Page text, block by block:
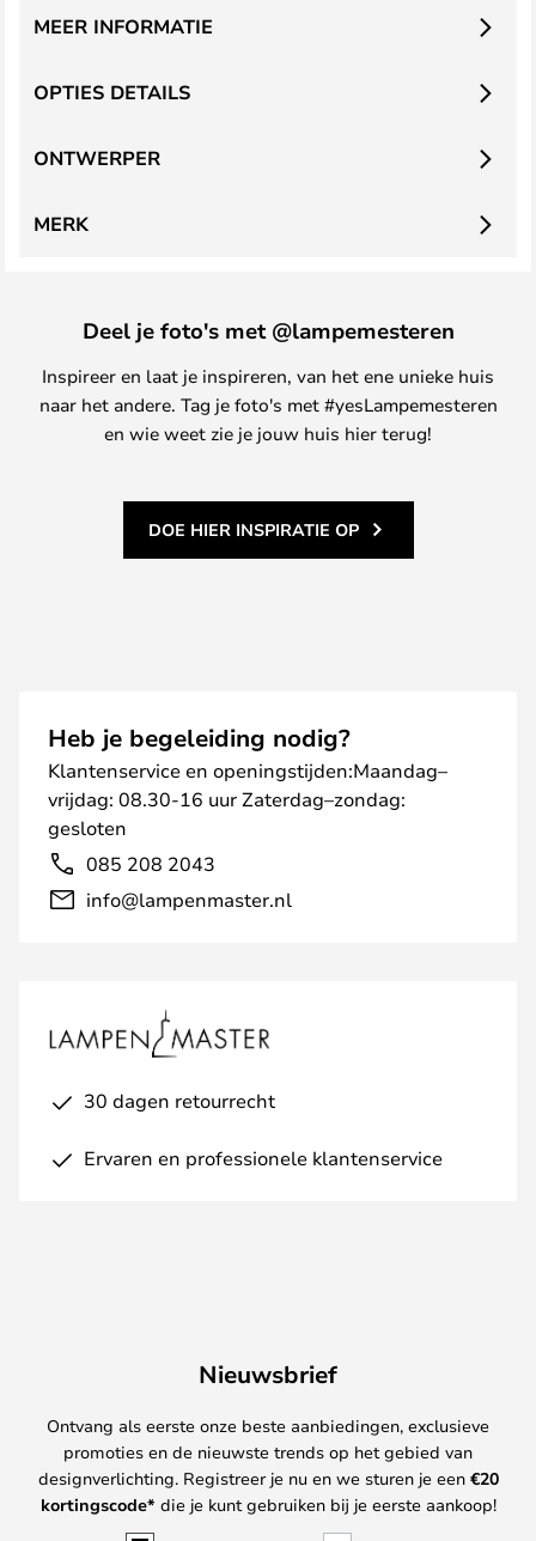
OPTIES DETAILS
MEER INFORMATIE
ONTWERPER
MERK
Deel je foto's met @lampemesteren
Inspireer en laat je inspireren, van het ene unieke huis
naar het andere. Tag je foto's met #yesLampemesteren
en wie weet zie je jouw huis hier terug!
DOE HIER INSPIRATIE OP
Heb je begeleiding nodig?
Klantenservice en openingstijden:Maandag–
vrijdag: 08.30-16 uur Zaterdag–zondag:
gesloten
085 208 2043
info@lampenmaster.nl
30 dagen retourrecht
Ervaren en professionele klantenservice
Nieuwsbrief
Ontvang als eerste onze beste aanbiedingen, exclusieve
promoties en de nieuwste trends op het gebied van
designverlichting. Registreer je nu en we sturen je een €20
kortingscode* die je kunt gebruiken bij je eerste aankoop!